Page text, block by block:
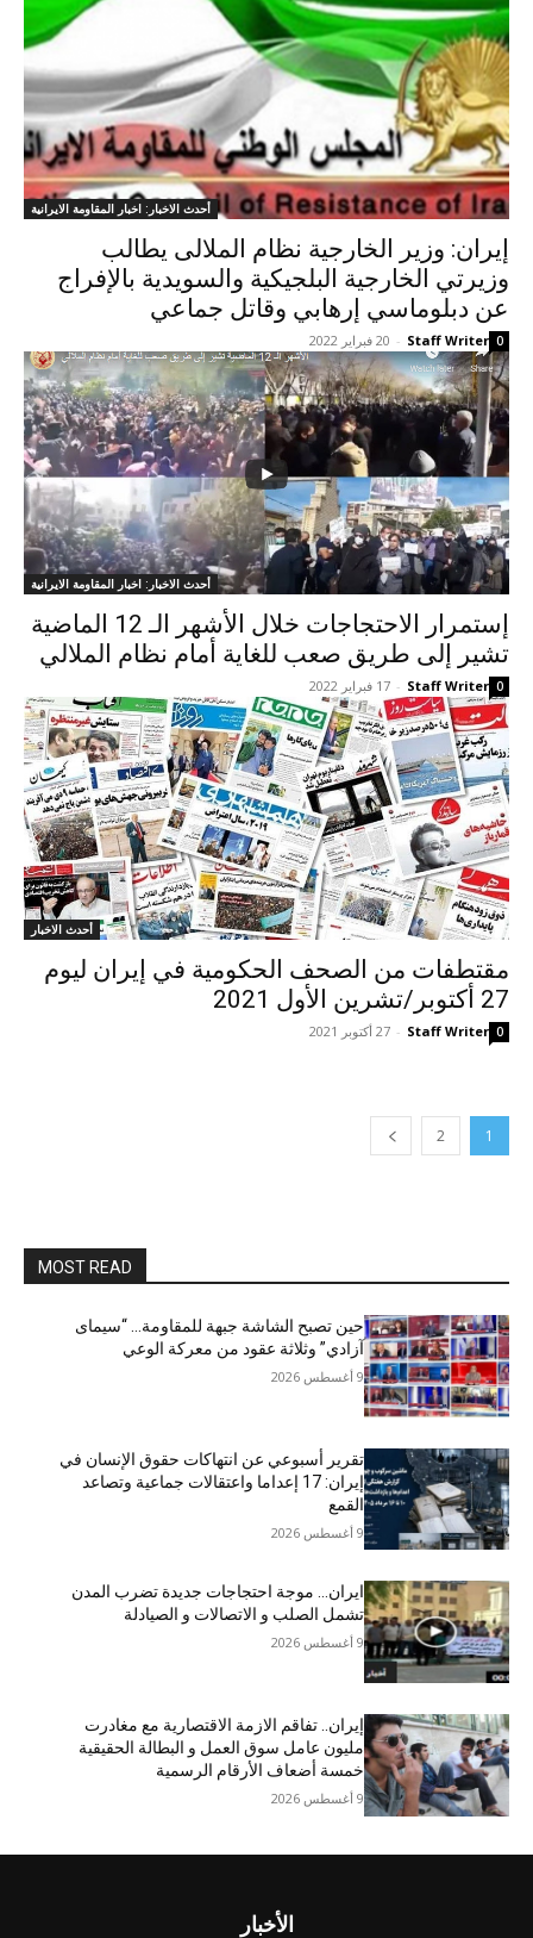
أحدث الاخبار: اخبار المقاومة الايرانية
إيران: وزير الخارجية نظام الملالی يطالب
وزيرتي الخارجية البلجيكية والسويدية بالإفراج
عن دبلوماسي إرهابي وقاتل جماعي
Staff Writer
- 20 فبراير 2022 0
أحدث الاخبار: اخبار المقاومة الايرانية
إستمرار الاحتجاجات خلال الأشهر الـ 12 الماضية
تشير إلى طريق صعب للغاية أمام نظام الملالي
Staff Writer
- 17 فبراير 2022 0
أحدث الاخبار
مقتطفات من الصحف الحكومية في إيران لیوم
27 أكتوبر/تشرين الأول 2021
Staff Writer
- 27 أكتوبر 2021 0
1
2
MOST READ
حين تصبح الشاشة جبهة للمقاومة… “سيمای
آزادي” وثلاثة عقود من معركة الوعي
9 أغسطس 2026
تقرير أسبوعي عن انتهاكات حقوق الإنسان في
إيران: 17 إعداما واعتقالات جماعية وتصاعد
القمع
9 أغسطس 2026
ایران… موجة احتجاجات جديدة تضرب المدن
تشمل الصلب و الاتصالات و الصیادلة
9 أغسطس 2026
إيران.. تفاقم الازمة الاقتصاریة مع مغادرت
مليون عامل سوق العمل و البطالة الحقيقية
خمسة أضعاف الأرقام الرسمية
9 أغسطس 2026
الأخبار